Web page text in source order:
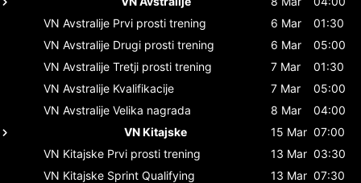
VN Avstralije Prvi prosti trening 6 Mar
01:30
VN Avstralije Drugi prosti trening 6 Mar
05:00
VN Avstralije Tretji prosti trening 7 Mar
01:30
VN Avstralije Kvalifikacije 7 Mar
05:00
VN Avstralije Velika nagrada 8 Mar
04:00
VN Kitajske
15 Mar 07:00
VN Kitajske Prvi prosti trening 13 Mar 03:30
VN Kitajske Sprint Qualifying 13 Mar 07:30